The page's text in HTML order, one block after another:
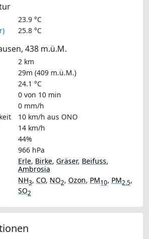
23.9 °C
25.8 °C
438 m.ü.M.
2 km
29m (409 m.ü.M.)
24.1 °C
0 von 10 min
0 mm/h
10 km/h aus ONO
14 km/h
44%
966 hPa
Erle, Birke, Gräser, Beifuss,
Ambrosia
NH3, CO, NO2, Ozon, PM10, PM2.5,
SO2